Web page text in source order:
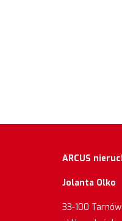
ARCUS
Jolanta Olko
33-100 Tarnów